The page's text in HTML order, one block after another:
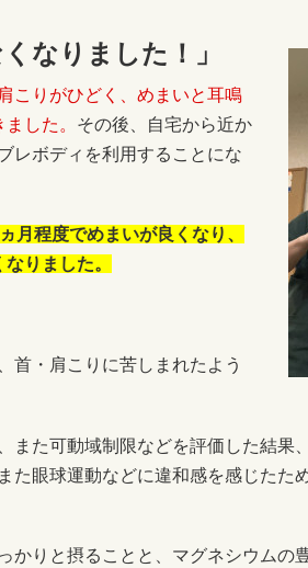
なりました！」
こりがひどく、めまいと耳鳴
した。 その後、自宅から近か
レボディを利用することにな
月程度でめまいが良くなり、
りました。
首・肩こりに苦しまれたよう
また可動域制限などを評価した結果
た眼球運動などに違和感を感じたた
かりと摂ることと、マグネシウムの